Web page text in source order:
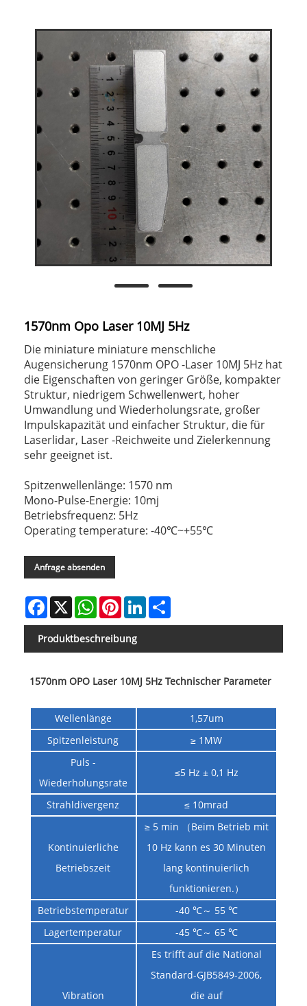
1570nm Opo Laser 10MJ 5Hz
Die miniature miniature menschliche
Augensicherung 1570nm OPO -Laser 10MJ 5Hz hat
die Eigenschaften von geringer Größe, kompakter
Struktur, niedrigem Schwellenwert, hoher
Umwandlung und Wiederholungsrate, großer
Impulskapazität und einfacher Struktur, die für
Laserlidar, Laser -Reichweite und Zielerkennung
sehr geeignet ist.
Spitzenwellenlänge: 1570 nm
Mono-Pulse-Energie: 10mj
Betriebsfrequenz: 5Hz
Operating temperature: -40℃~+55℃
Anfrage absenden
Facebook
X WhatsAppPinterestLinkedIn
Produktbeschreibung
1570nm OPO Laser 10MJ 5Hz Technischer Parameter
Wellenlänge
1,57um
Spitzenleistung
≥ 1MW
Puls -
Wiederholungsrate
≤5 Hz ± 0,1 Hz
Strahldivergenz ≤ 10mrad
Kontinuierliche
Betriebszeit
≥ 5 min （Beim Betrieb mit
10 Hz kann es 30 Minuten
lang kontinuierlich
funktionieren.）
Betriebstemperatur
-40 ℃～ 55 ℃
Lagertemperatur
-45 ℃～ 65 ℃
Vibration
Es trifft auf die National
Standard-GJB5849-2006,
die auf